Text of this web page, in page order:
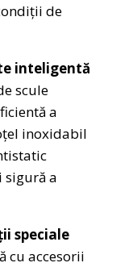
de
inteligentă
scule
a
inoxidabil
sigură a
speciale
cu accesorii